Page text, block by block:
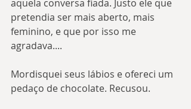
aquela conversa fiada. Justo ele que
pretendia ser mais aberto, mais
feminino, e que por isso me
agradava....
Mordisquei seus lábios e ofereci um
pedaço de chocolate. Recusou.